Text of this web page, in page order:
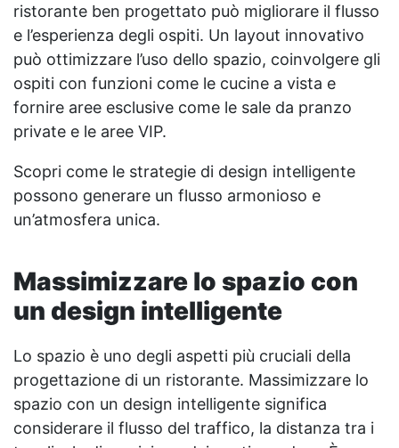
ristorante ben progettato può migliorare il flusso
e l’esperienza degli ospiti. Un layout innovativo
può ottimizzare l’uso dello spazio, coinvolgere gli
ospiti con funzioni come le cucine a vista e
fornire aree esclusive come le sale da pranzo
private e le aree VIP.
Scopri come le strategie di design intelligente
possono generare un flusso armonioso e
un’atmosfera unica.
Massimizzare lo spazio con
un design intelligente
Lo spazio è uno degli aspetti più cruciali della
progettazione di un ristorante. Massimizzare lo
spazio con un design intelligente significa
considerare il flusso del traffico, la distanza tra i